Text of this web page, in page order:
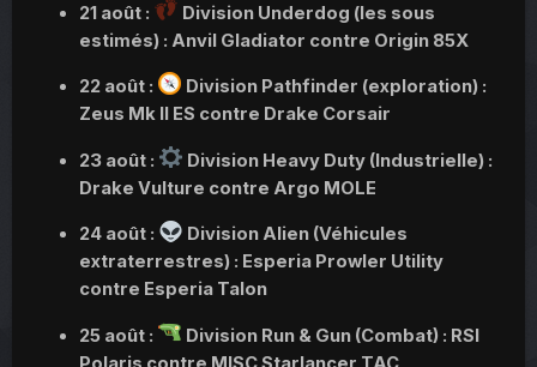
21 août :
Division Underdog (les sous
estimés) : Anvil Gladiator contre Origin 85X
22 août :
Division Pathfinder (exploration) :
Zeus Mk II ES contre Drake Corsair
23 août :
Division Heavy Duty (Industrielle) :
Drake Vulture contre Argo MOLE
24 août :
Division Alien (Véhicules
extraterrestres) : Esperia Prowler Utility
contre Esperia Talon
25 août :
Division Run & Gun (Combat) : RSI